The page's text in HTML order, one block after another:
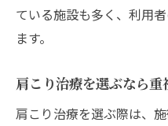
ている施設も多く、利用
ます。
肩こり治療を選ぶなら重
肩こり治療を選ぶ際は、